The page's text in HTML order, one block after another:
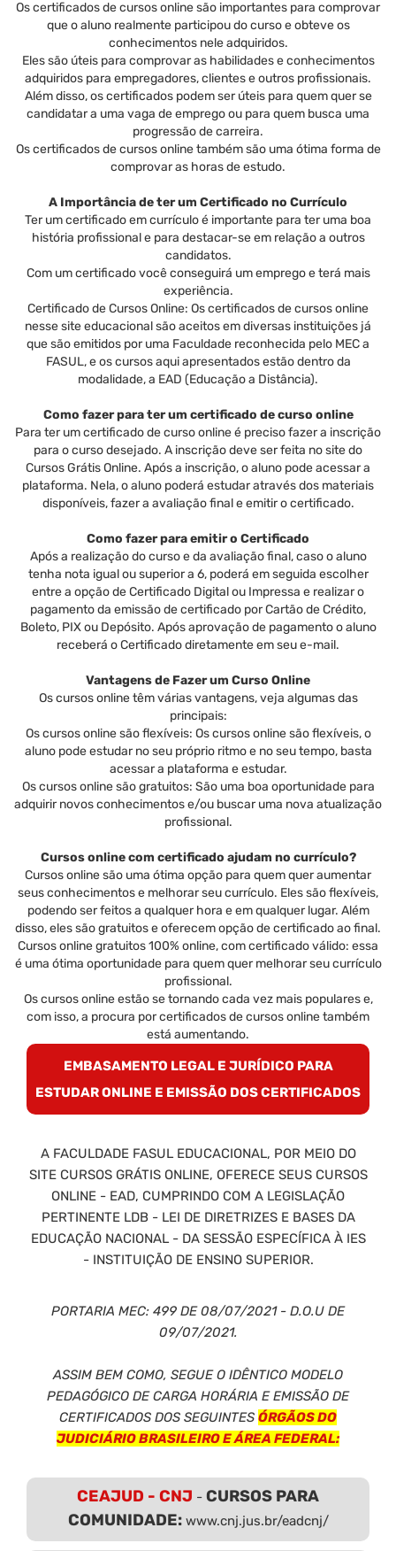
Os certificados de cursos online são importantes para comprovar
que o aluno realmente participou do curso e obteve os
conhecimentos nele adquiridos.
Eles são úteis para comprovar as habilidades e conhecimentos
adquiridos para empregadores, clientes e outros profissionais.
Além disso, os certificados podem ser úteis para quem quer se
candidatar a uma vaga de emprego ou para quem busca uma
progressão de carreira.
Os certificados de cursos online também são uma ótima forma de
comprovar as horas de estudo.
A Importância de ter um Certificado no Currículo
Ter um certificado em currículo é importante para ter uma boa
história profissional e para destacar-se em relação a outros
candidatos.
Com um certificado você conseguirá um emprego e terá mais
experiência.
Certificado de Cursos Online: Os certificados de cursos online
nesse site educacional são aceitos em diversas instituições já
que são emitidos por uma Faculdade reconhecida pelo MEC a
FASUL, e os cursos aqui apresentados estão dentro da
modalidade, a EAD (Educação a Distância).
Como fazer para ter um certificado de curso online
Para ter um certificado de curso online é preciso fazer a inscrição
para o curso desejado. A inscrição deve ser feita no site do
Cursos Grátis Online. Após a inscrição, o aluno pode acessar a
plataforma. Nela, o aluno poderá estudar através dos materiais
disponíveis, fazer a avaliação final e emitir o certificado.
Como fazer para emitir o Certificado
Após a realização do curso e da avaliação final, caso o aluno
tenha nota igual ou superior a 6, poderá em seguida escolher
entre a opção de Certificado Digital ou Impressa e realizar o
pagamento da emissão de certificado por Cartão de Crédito,
Boleto, PIX ou Depósito. Após aprovação de pagamento o aluno
receberá o Certificado diretamente em seu e-mail.
Vantagens de Fazer um Curso Online
Os cursos online têm várias vantagens, veja algumas das
principais:
Os cursos online são flexíveis: Os cursos online são flexíveis, o
aluno pode estudar no seu próprio ritmo e no seu tempo, basta
acessar a plataforma e estudar.
Os cursos online são gratuitos: São uma boa oportunidade para
adquirir novos conhecimentos e/ou buscar uma nova atualização
profissional.
Cursos online com certificado ajudam no currículo?
Cursos online são uma ótima opção para quem quer aumentar
seus conhecimentos e melhorar seu currículo. Eles são flexíveis,
podendo ser feitos a qualquer hora e em qualquer lugar. Além
disso, eles são gratuitos e oferecem opção de certificado ao final.
Cursos online gratuitos 100% online, com certificado válido: essa
é uma ótima oportunidade para quem quer melhorar seu currículo
profissional.
Os cursos online estão se tornando cada vez mais populares e,
com isso, a procura por certificados de cursos online também
está aumentando.
EMBASAMENTO LEGAL E JURÍDICO PARA
ESTUDAR ONLINE E EMISSÃO DOS CERTIFICADOS
A FACULDADE FASUL EDUCACIONAL, POR MEIO DO
SITE CURSOS GRÁTIS ONLINE, OFERECE SEUS CURSOS
ONLINE - EAD, CUMPRINDO COM A LEGISLAÇÃO
PERTINENTE LDB - LEI DE DIRETRIZES E BASES DA
EDUCAÇÃO NACIONAL - DA SESSÃO ESPECÍFICA À IES
- INSTITUIÇÃO DE ENSINO SUPERIOR.
PORTARIA MEC: 499 DE 08/07/2021 - D.O.U DE
09/07/2021.
ASSIM BEM COMO, SEGUE O IDÊNTICO MODELO
PEDAGÓGICO DE CARGA HORÁRIA E EMISSÃO DE
CERTIFICADOS DOS SEGUINTES ÓRGÃOS DO
JUDICIÁRIO BRASILEIRO E ÁREA FEDERAL:
CEAJUD - CNJ - CURSOS PARA
COMUNIDADE: www.cnj.jus.br/eadcnj/